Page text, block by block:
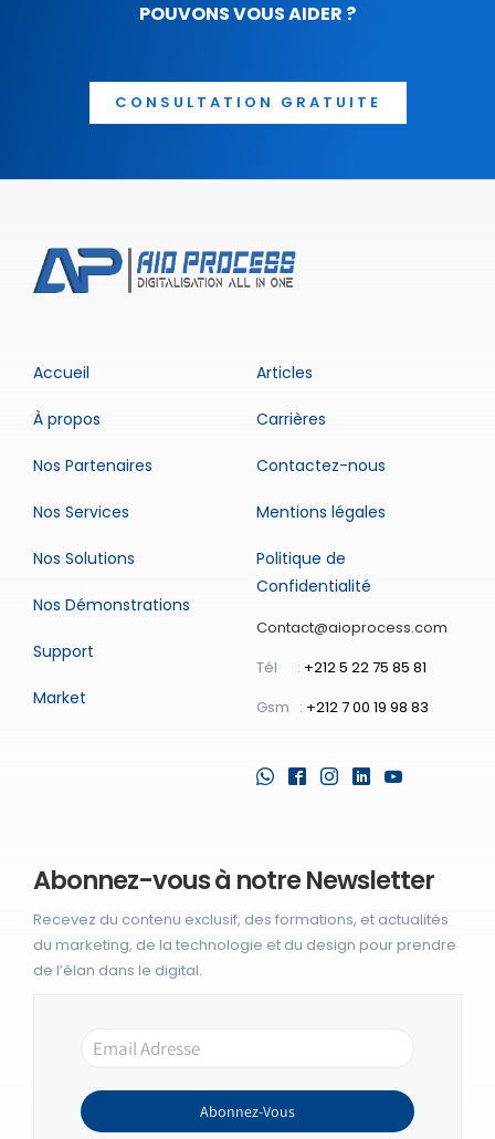
POUVONS VOUS AIDER ?
CONSULTATION GRATUITE
Accueil
À propos
Nos Partenaires
Nos Services
Nos Solutions
Nos Démonstrations
Support
Market
Articles
Carrières
Contactez-nous
Mentions légales
Politique de
Confidentialité
Contact@aioprocess.com
Tél : +212 5 22 75 85 81
Gsm : +212 7 00 19 98 83
Abonnez-vous à notre Newsletter
Recevez du contenu exclusif, des formations, et actualités
du marketing, de la technologie et du design pour prendre
de l’élan dans le digital.